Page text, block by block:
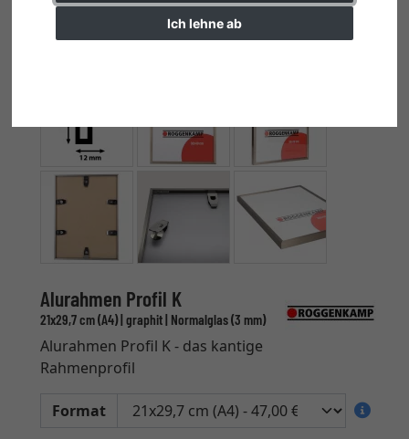
Ich lehne ab
Alurahmen Profil K
21x29,7 cm (A4) | graphit | Normalglas (3 mm)
Alurahmen Profil K - das kantige
Rahmenprofil
Format